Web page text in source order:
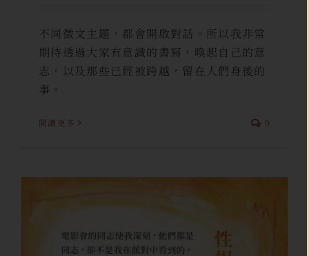
不同徵文主題，都會開啟對話。所以我非常
期待透過大家有意識的書寫，喚起自己的意
志，以及那些已經被跨越，留在人們身後的
事。
閱讀更多 0